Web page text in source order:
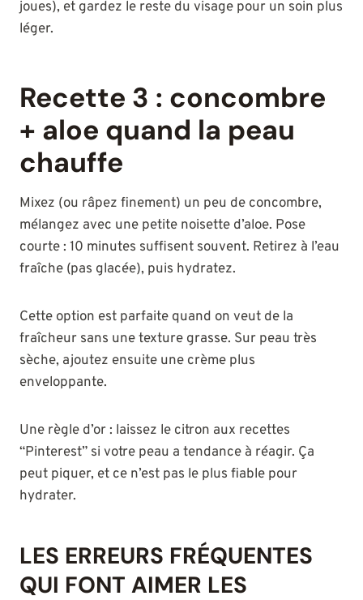
joues), et gardez le reste du visage pour un soin plus
léger.
Recette 3 : concombre
+ aloe quand la peau
chauffe
Mixez (ou râpez finement) un peu de concombre,
mélangez avec une petite noisette d’aloe. Pose
courte : 10 minutes suffisent souvent. Retirez à l’eau
fraîche (pas glacée), puis hydratez.
Cette option est parfaite quand on veut de la
fraîcheur sans une texture grasse. Sur peau très
sèche, ajoutez ensuite une crème plus
enveloppante.
Une règle d’or : laissez le citron aux recettes
“Pinterest” si votre peau a tendance à réagir. Ça
peut piquer, et ce n’est pas le plus fiable pour
hydrater.
LES ERREURS FRÉQUENTES
QUI FONT AIMER LES